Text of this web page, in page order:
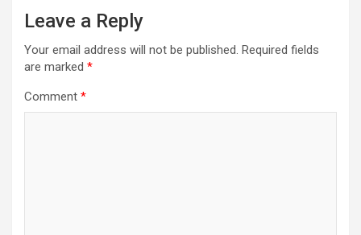
Leave a Reply
Your email address will not be published. Required fields
are marked *
Comment *